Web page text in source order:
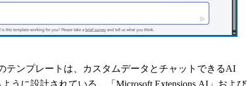
テンプレートは、カスタムデータとチャットできるAI
うに設計されている。「Microsoft.Extensions.AI」および